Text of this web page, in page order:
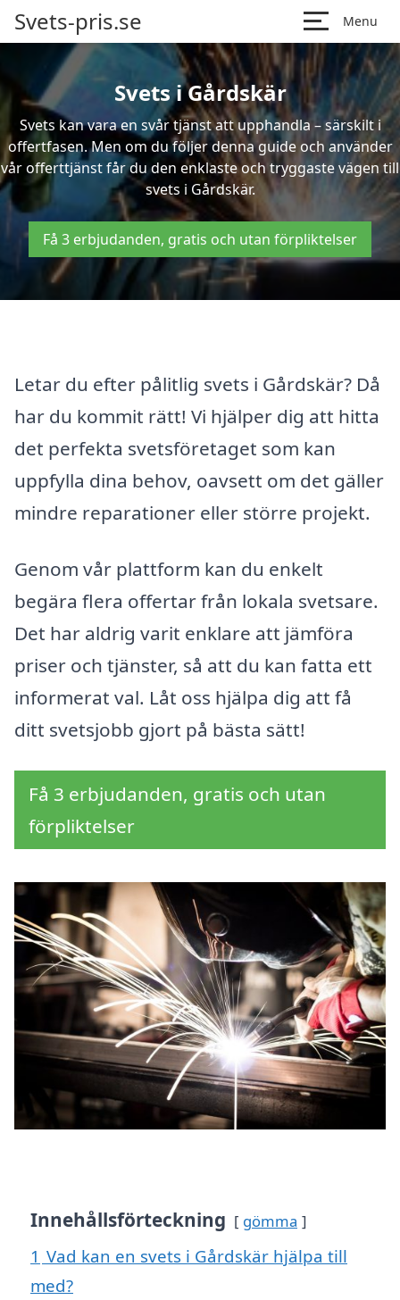
Svets-pris.se Menu
Svets i Gårdskär
Svets kan vara en svår tjänst att upphandla – särskilt i
offertfasen. Men om du följer denna guide och använder
vår offerttjänst får du den enklaste och tryggaste vägen till
svets i Gårdskär.
Få 3 erbjudanden, gratis och utan förpliktelser
Letar du efter pålitlig svets i Gårdskär? Då
har du kommit rätt! Vi hjälper dig att hitta
det perfekta svetsföretaget som kan
uppfylla dina behov, oavsett om det gäller
mindre reparationer eller större projekt.
Genom vår plattform kan du enkelt
begära flera offertar från lokala svetsare.
Det har aldrig varit enklare att jämföra
priser och tjänster, så att du kan fatta ett
informerat val. Låt oss hjälpa dig att få
ditt svetsjobb gjort på bästa sätt!
Få 3 erbjudanden, gratis och utan
förpliktelser
Innehållsförteckning gömma
1 Vad kan en svets i Gårdskär hjälpa till
med?